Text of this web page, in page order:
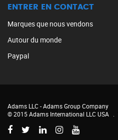
ENTRER EN CONTACT
Marques que nous vendons
Autour du monde
Paypal
Adams LLC -Adams Group Company
© 2015 Adams International LLC USA